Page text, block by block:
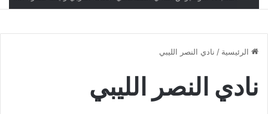
قرعة دوري أبطال إفريقيا: النادي الإفريقي في حال التأهل يواجه مازمبي أو ميدياما
الرئيسية / نادي النصر الليبي
نادي النصر الليبي